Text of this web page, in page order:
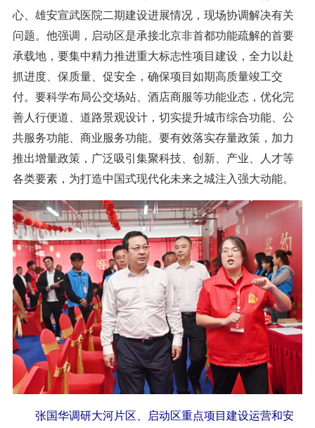
心、雄安宣武医院二期建设进展情况，现场协调解决有关
问题。他强调，启动区是承接北京非首都功能疏解的首要
承载地，要集中精力推进重大标志性项目建设，全力以赴
抓进度、保质量、促安全，确保项目如期高质量竣工交
付。要科学布局公交场站、酒店商服等功能业态，优化完
善人行便道、道路景观设计，切实提升城市综合功能、公
共服务功能、商业服务功能。要有效落实存量政策，加力
推出增量政策，广泛吸引集聚科技、创新、产业、人才等
各类要素，为打造中国式现代化未来之城注入强大动能。
张国华调研大河片区、启动区重点项目建设运营和安